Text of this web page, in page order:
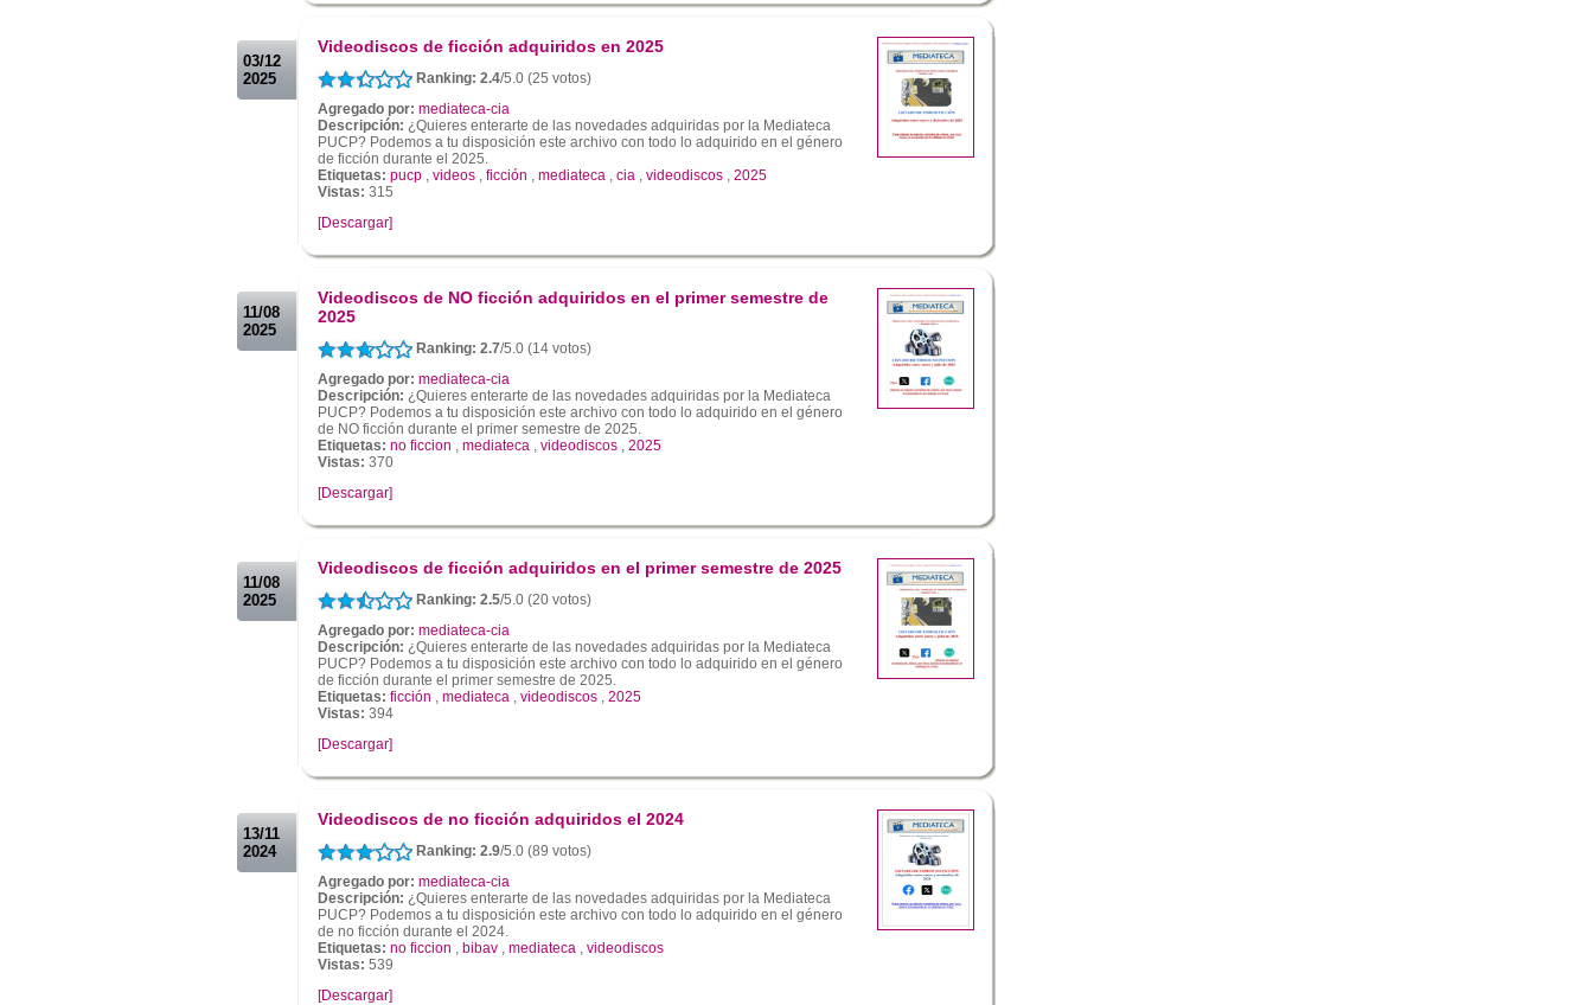
03/12
2025
Videodiscos de ficción adquiridos en 2025
Ranking: 2.4/5.0 (25 votos)
Agregado por: mediateca-cia
Descripción: ¿Quieres enterarte de las novedades adquiridas por la Mediateca
PUCP? Podemos a tu disposición este archivo con todo lo adquirido en el género
de ficción durante el 2025.
Etiquetas: pucp , videos , ficción , mediateca , cia , videodiscos , 2025
Vistas: 315
[Descargar]
11/08
2025
Videodiscos de NO ficción adquiridos en el primer semestre de
2025
Ranking: 2.7/5.0 (14 votos)
Agregado por: mediateca-cia
Descripción: ¿Quieres enterarte de las novedades adquiridas por la Mediateca
PUCP? Podemos a tu disposición este archivo con todo lo adquirido en el género
de NO ficción durante el primer semestre de 2025.
Etiquetas: no ficcion , mediateca , videodiscos , 2025
Vistas: 370
[Descargar]
11/08
2025
Videodiscos de ficción adquiridos en el primer semestre de 2025
Ranking: 2.5/5.0 (20 votos)
Agregado por: mediateca-cia
Descripción: ¿Quieres enterarte de las novedades adquiridas por la Mediateca
PUCP? Podemos a tu disposición este archivo con todo lo adquirido en el género
de ficción durante el primer semestre de 2025.
Etiquetas: ficción , mediateca , videodiscos , 2025
Vistas: 394
[Descargar]
13/11
2024
Videodiscos de no ficción adquiridos el 2024
Ranking: 2.9/5.0 (89 votos)
Agregado por: mediateca-cia
Descripción: ¿Quieres enterarte de las novedades adquiridas por la Mediateca
PUCP? Podemos a tu disposición este archivo con todo lo adquirido en el género
de no ficción durante el 2024.
Etiquetas: no ficcion , bibav , mediateca , videodiscos
Vistas: 539
[Descargar]